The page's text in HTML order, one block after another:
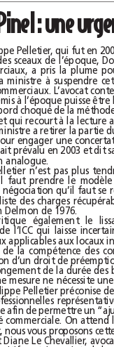
une mission analogue.
commission Delmon de 1976.